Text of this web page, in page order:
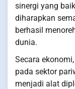
sinergi yang
diharapkan
berhasil
dunia.
Secara
pada sektor
menjadi alat